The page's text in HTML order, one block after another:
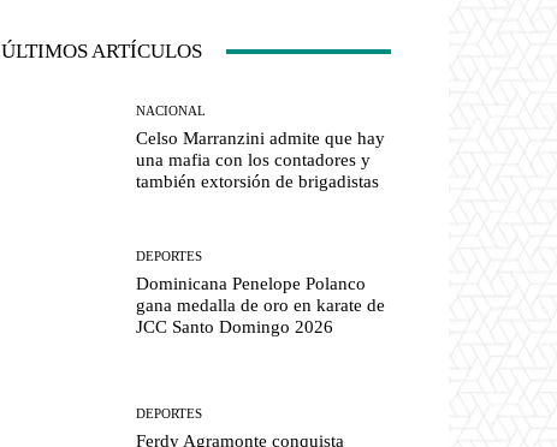
ÚLTIMOS ARTÍCULOS
NACIONAL
Celso Marranzini admite que hay
una mafia con los contadores y
también extorsión de brigadistas
DEPORTES
Dominicana Penelope Polanco
gana medalla de oro en karate de
JCC Santo Domingo 2026
DEPORTES
Ferdy Agramonte conquista